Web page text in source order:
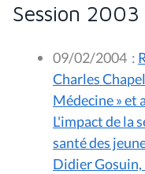
Session
09/02/2004 :
Charles
Médecine » et
L'impact de la
santé des
Didier Gosuin,